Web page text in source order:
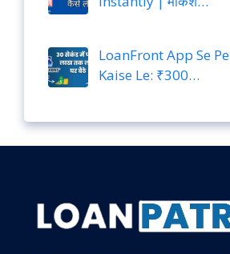
LoanFront App Se
Kaise Le: ₹300…